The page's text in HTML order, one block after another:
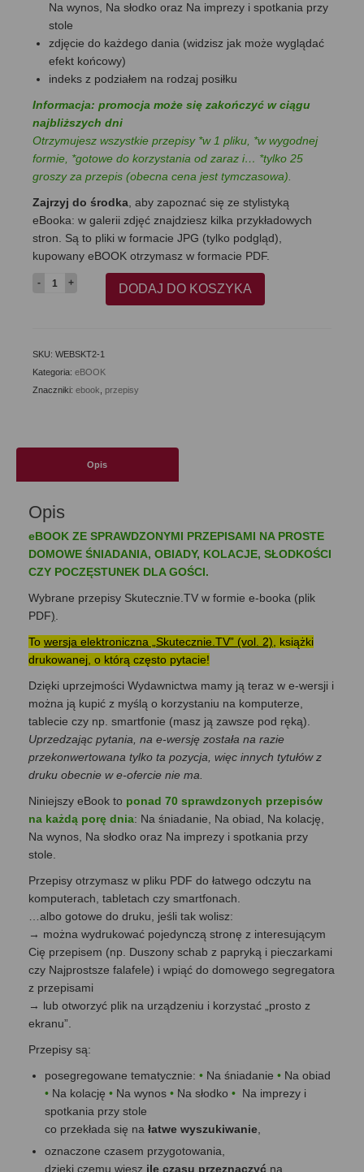
Na wynos, Na słodko oraz Na imprezy i spotkania przy
stole
zdjęcie do każdego dania (widzisz jak może wyglądać
efekt końcowy)
indeks z podziałem na rodzaj posiłku
Informacja: promocja może się zakończyć w ciągu
najbliższych dni
Otrzymujesz wszystkie przepisy *w 1 pliku, *w wygodnej
formie, *gotowe do korzystania od zaraz i… *tylko 25
groszy za przepis (obecna cena jest tymczasowa).
Zajrzyj do środka , aby zapoznać się ze stylistyką
eBooka: w galerii zdjęć znajdziesz kilka przykładowych
stron. Są to pliki w formacie JPG (tylko podgląd),
kupowany eBOOK otrzymasz w formacie PDF.
ilość
eBook
DODAJ DO KOSZYKA
SKU: WEBSKT2-1
Kategoria: eBOOK
Znaczniki: ebook przepisy
Opis
Opis
eBOOK ZE SPRAWDZONYMI PRZEPISAMI NA PROSTE
DOMOWE ŚNIADANIA, OBIADY, KOLACJE, SŁODKOŚCI
CZY POCZĘSTUNEK DLA GOŚCI.
Wybrane przepisy Skutecznie.TV w formie e-booka (plik
PDF)
To wersja elektroniczna „Skutecznie.TV” (vol. 2) , książki
drukowanej, o którą często pytacie!
Dzięki uprzejmości Wydawnictwa mamy ją teraz w e-wersji i
można ją kupić z myślą o korzystaniu na komputerze,
tablecie czy np. smartfonie (masz ją zawsze pod ręką).
Uprzedzając pytania, na e-wersję została na razie
przekonwertowana tylko ta pozycja, więc innych tytułów z
druku obecnie w e-ofercie nie ma.
Niniejszy eBook to ponad 70 sprawdzonych przepisów
na każdą porę dnia: Na śniadanie, Na obiad, Na kolację,
Na wynos, Na słodko oraz Na imprezy i spotkania przy
stole.
Przepisy otrzymasz w pliku PDF do łatwego odczytu na
komputerach, tabletach czy smartfonach.
…albo gotowe do druku, jeśli tak wolisz:
→ można wydrukować pojedynczą stronę z interesującym
Cię przepisem (np. Duszony schab z papryką i pieczarkami
czy Najprostsze falafele) i wpiąć do domowego segregatora
z przepisami
→ lub otworzyć plik na urządzeniu i korzystać „prosto z
ekranu”.
Przepisy są:
posegregowane tematycznie: • Na śniadanie • Na obiad
• Na kolację • Na wynos • Na słodko • Na imprezy i
spotkania przy stole
co przekłada się na łatwe wyszukiwanie
oznaczone czasem przygotowania,
dzięki czemu wiesz ile czasu przeznaczyć na